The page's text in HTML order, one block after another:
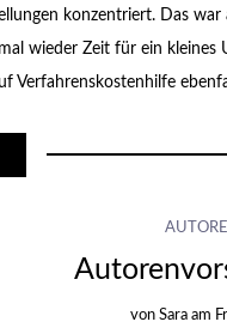
konzentriert. Das
wieder Zeit für ein kleines
Verfahrenskostenhilfe
vonSara am